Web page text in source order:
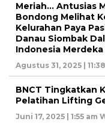
Meriah… Antusias
Bondong Melihat
Kelurahan Paya
Danau Siombak
Indonesia Merdeka
Agustus 31, 2025 |
BNCT Tingkatkan
Pelatihan Lifting
Juni 17, 2025 | 1:55 am